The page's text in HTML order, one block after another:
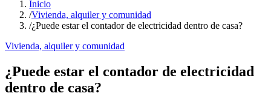
Inicio
/Vivienda, alquiler y comunidad
/¿Puede estar el contador de electricidad dentro de casa?
Vivienda, alquiler y comunidad
¿Puede estar el contador de electricidad
dentro de casa?